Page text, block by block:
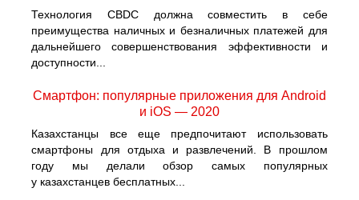
Технология CBDC должна совместить в себе
преимущества наличных и безналичных платежей для
дальнейшего совершенствования эффективности и
доступности...
Смартфон: популярные приложения для Android
и iOS — 2020
Казахстанцы все еще предпочитают использовать
смартфоны для отдыха и развлечений. В прошлом
году мы делали обзор самых популярных
у казахстанцев бесплатных...